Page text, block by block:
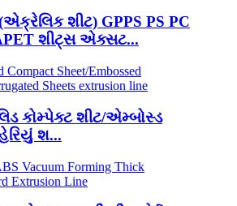
શીટ) GPPS PS PC
શીટ્સ એક્સટ...
કોમ્પેક્ટ શીટ/એમ્બોસ્ડ
શ...